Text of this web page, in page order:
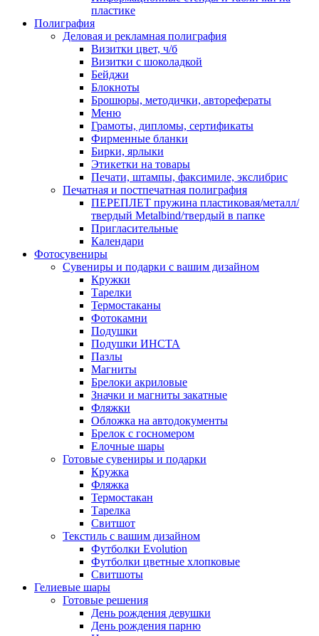
пластике
Полиграфия
Деловая и рекламная полиграфия
Визитки цвет, ч/б
Визитки с шоколадкой
Бейджи
Блокноты
Брошюры, методички, авторефераты
Меню
Грамоты, дипломы, сертификаты
Фирменные бланки
Бирки, ярлыки
Этикетки на товары
Печати, штампы, факсимиле, экслибрис
Печатная и постпечатная полиграфия
ПЕРЕПЛЕТ пружина пластиковая/металл/
твердый Metalbind/твердый в папке
Пригласительные
Календари
Фотосувениры
Сувениры и подарки с вашим дизайном
Кружки
Тарелки
Термостаканы
Фотокамни
Подушки
Подушки ИНСТА
Пазлы
Магниты
Брелоки акриловые
Значки и магниты закатные
Фляжки
Обложка на автодокументы
Брелок с госномером
Елочные шары
Готовые сувениры и подарки
Кружка
Фляжка
Термостакан
Тарелка
Свитшот
Текстиль с вашим дизайном
Футболки Evolution
Футболки цветные хлопковые
Свитшоты
Гелиевые шары
Готовые решения
День рождения девушки
День рождения парню